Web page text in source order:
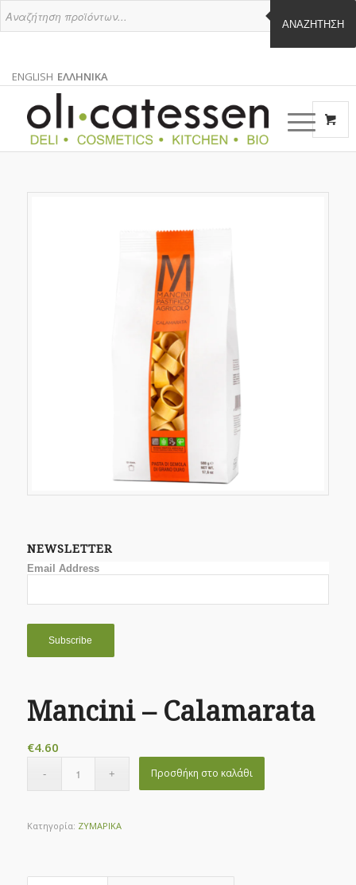
ΑΝΑΖΉΤΗΣΗ
ENGLISH
ΑΓΓΛΙΚΑ
ΕΛΛΗΝΙΚΑ
ΕΛΛΗΝΙΚΑ
EL
NEWSLETTER
Email Address
Mancini – Calamarata
€4.60
Προσθήκη στο καλάθι
Κατηγορία: ΖΥΜΑΡΙΚΑ